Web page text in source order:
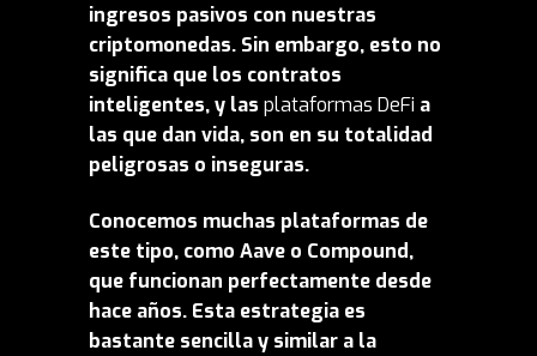
ingresos pasivos con nuestras
criptomonedas. Sin embargo, esto no
significa que los contratos
inteligentes, y las plataformas DeFi a
las que dan vida, son en su totalidad
peligrosas o inseguras.
Conocemos muchas plataformas de
este tipo, como Aave o Compound,
que funcionan perfectamente desde
hace años. Esta estrategia es
bastante sencilla y similar a la